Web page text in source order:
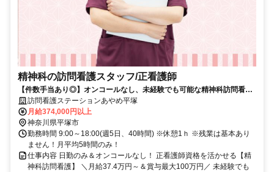
精神科の訪問看護スタッフ/正看護師
【件数手当あり◎】オンコールなし、未経験でも可能な精神科訪問看護
ステーション。正看護師募集
訪問看護ステーションあやめ平塚
月給374,000円以上
神奈川県平塚市
勤務時間 9:00～18:00(週5日、40時間) ※休憩1ｈ ※残業は基本あり
ません！月平均5時間のみ！
仕事内容 日勤のみ＆オンコールなし！ 正看護師資格を活かせる【精
神科訪問看護】 ＼月給37.4万円～＆賞与最大100万円／ 未経験でも